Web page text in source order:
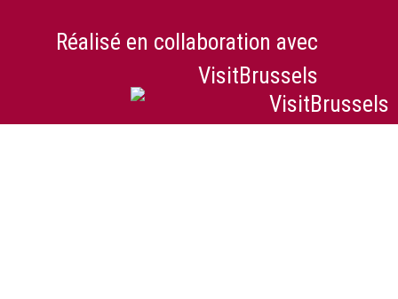
Réalisé en collaboration avec
VisitBrussels